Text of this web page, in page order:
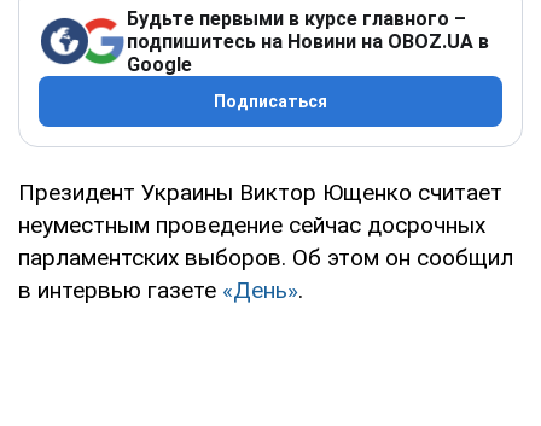
Будьте первыми в курсе главного –
подпишитесь на Новини на OBOZ.UA в
Google
Подписаться
Президент Украины Виктор Ющенко считает
неуместным проведение сейчас досрочных
парламентских выборов. Об этом он сообщил
в интервью газете «День».